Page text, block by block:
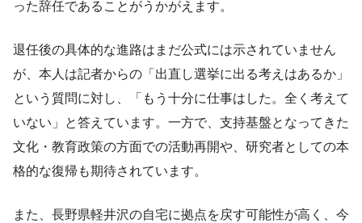
った辞任であることがうかがえます。
退任後の具体的な進路はまだ公式には示されていません
が、本人は記者からの「出直し選挙に出る考えはあるか」
という質問に対し、「もう十分に仕事はした。全く考えて
いない」と答えています。一方で、支持基盤となってきた
文化・教育政策の方面での活動再開や、研究者としての本
格的な復帰も期待されています。
また、長野県軽井沢の自宅に拠点を戻す可能性が高く、今